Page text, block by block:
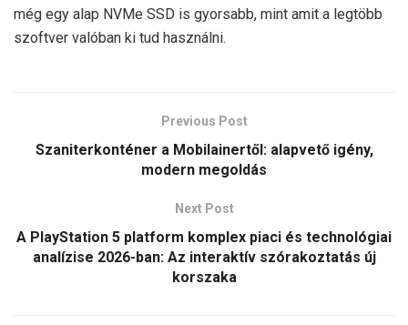
még egy alap NVMe SSD is gyorsabb, mint amit a legtöbb
szoftver valóban ki tud használni.
Previous Post
Szaniterkonténer a Mobilainertől: alapvető igény,
modern megoldás
Next Post
A PlayStation 5 platform komplex piaci és technológiai
analízise 2026-ban: Az interaktív szórakoztatás új
korszaka